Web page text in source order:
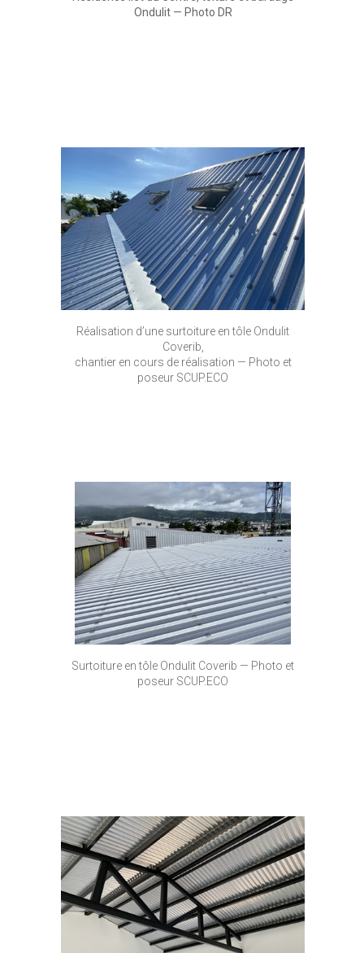
Ondulit — Photo DR
Réalisation d’une surtoiture en tôle Ondulit
Coverib,
chantier en cours de réalisation — Photo et
poseur SCUP.ECO
Surtoiture en tôle Ondulit Coverib — Photo et
poseur SCUP.ECO